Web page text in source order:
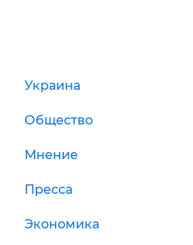
Украина
Общество
Мнение
Пресса
Экономика